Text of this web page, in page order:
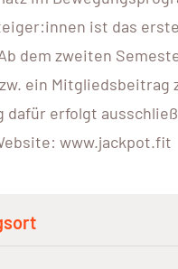
ist das
dem zweiten
ein Mitgliedsbeitrag
dafür erfolgt
www.jackpot.fit